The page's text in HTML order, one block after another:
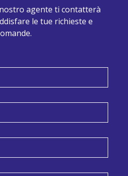
agente ti contatterà
le tue richieste e